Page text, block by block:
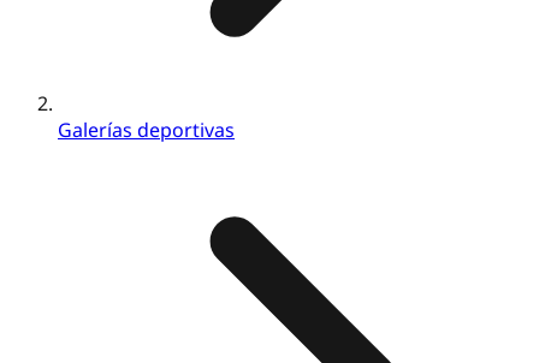
Galerías deportivas